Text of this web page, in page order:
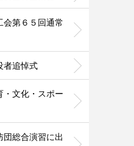
会第６５回通常
者追悼式
・文化・スポー
団総合演習に出